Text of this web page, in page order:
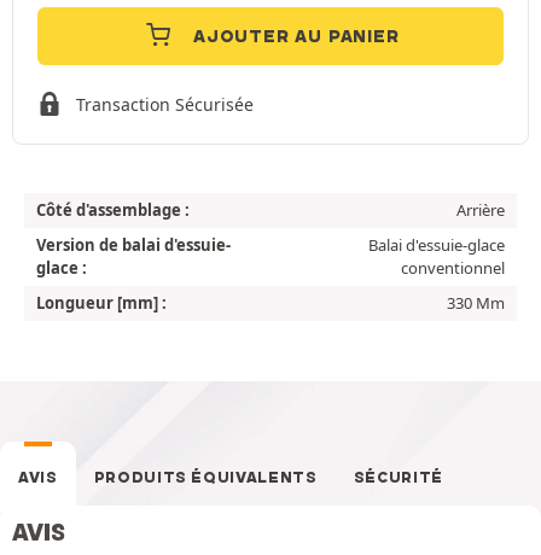
AJOUTER AU PANIER
Transaction Sécurisée
Côté d'assemblage :
Arrière
Version de balai d'essuie-
glace :
Balai d'essuie-glace
conventionnel
Longueur [mm] :
330 Mm
AVIS PRODUITS ÉQUIVALENTS SÉCURITÉ
AVIS